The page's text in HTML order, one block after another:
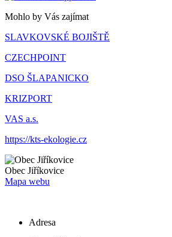
Mohlo by Vás zajímat
SLAVKOVSKÉ BOJIŠTĚ
CZECHPOINT
DSO ŠLAPANICKO
KRIZPORT
VAS a.s.
https://kts-ekologie.cz
Obec Jiříkovice
Mapa webu
Adresa